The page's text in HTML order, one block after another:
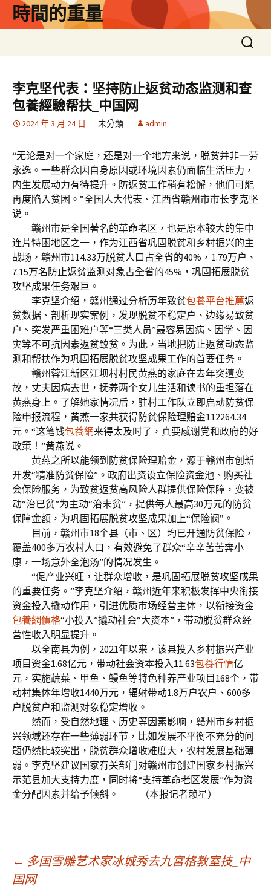
時間的重量
搜
尋
鍵
字:
李克坚代表：坚持防止返贫动态监测和查
包養經驗帮扶_中国网
2024 年 3 月 24 日 未分類 admin
“无论是对一个家庭，还是对一个地方来说，脱贫并非一劳
永逸。一些群众因自身原因或环境因素仍面临生活压力，
内生发展动力有待提升。防返贫工作稍有松懈，他们可能
再度陷入贫困。”全国人大代表、江西省赣州市市长李克坚
说。
赣州市是全国著名的革命老区，也是原本较大的集中
连片特困地区之一，作为江西省巩固脱贫和乡村振兴的主
战场，赣州市114.33万脱贫人口占全省的40%，1.79万户、
7.15万名防止返贫监测对象占全省的45%，巩固拓展脱贫
攻坚成果任务艰巨。
李克坚介绍，赣州通过分析历年致贫包養平台推薦返
贫数据、剖析现实案例，发现脱贫不稳定户、边缘易致贫
户、突发严重困难户等“三类人员”最容易因病、因学、因
灾等不可抗因素返贫致贫。为此，当地把防止返贫动态监
测和帮扶作为巩固拓展脱贫攻坚成果工作的首要任务。
赣州蓉江新区江坝村村民黄燕的家庭在去年突遭变
故，丈夫因病去世，抚养两个女儿生活和读书的重担落在
黄燕身上。了解她家情况后，驻村工作队立即启动防贫保
险申报流程，黄燕一家共获得防贫保险理赔金112264.34
元。“这笔钱包養網来得太及时了，真要感谢党和政府的好
政策！”黄燕说。
黄燕之所以能领到防贫保险理赔金，源于赣州市创新
开发“精准防贫保险”。政府出资设立保险资金池、购买社
会保险服务，为致贫返贫高风险人群提供保险保障，变被
动“治已贫”为主动“治未贫”，提供每人最高30万元的防贫
保障金额，为巩固拓展脱贫攻坚成果加上“保险阀”。
目前，赣州市18个县（市、区）均已开通防贫保险，
覆盖400多万农村人口，有效避免了群众“辛辛苦苦奔小
康，一场意外全泡汤”的情况发生。
“促产业兴旺，让群众增收，是巩固拓展脱贫攻坚成果
的重要任务。”李克坚介绍，赣州近年来积极发挥中央衔接
资金投入撬动作用，引进优质市场经营主体，以衔接资金
包養網價格“小投入”撬动社会“大资本”，带动脱贫群众经
营性收入明显提升。
以全南县为例，2021年以来，该县投入乡村振兴产业
项目资金1.68亿元，带动社会资本投入11.63包養行情亿
元，实施蔬菜、甲鱼、鳗鱼等特色种养产业项目168个，带
动村集体年增收1440万元，辐射带动1.8万户农户、600多
户脱贫户和监测对象稳定增收。
然而，受自然地理、历史等因素影响，赣州市乡村振
兴领域还存在一些薄弱环节，比如发展不平衡不充分的问
题仍然比较突出，脱贫群众增收难度大，农村发展基础薄
弱。李克坚建议国家有关部门对赣州市创建国家乡村振兴
示范县加大支持力度，同时将“支持革命老区发展”作为资
金分配因素并给予倾斜。 （本报记者赖星）
文
← 多国雪雕艺术家冰城秀去九宮格教室技_中
国网